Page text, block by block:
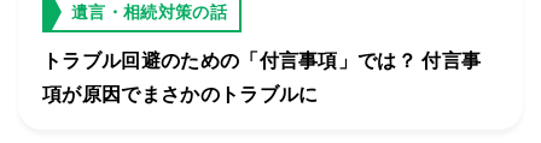
遺言・相続対策の話
トラブル回避のための「付言事項」では？ 付言事
項が原因でまさかのトラブルに